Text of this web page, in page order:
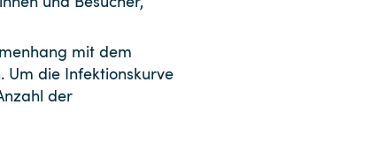
mit dem
Um die Infektionskurve
der